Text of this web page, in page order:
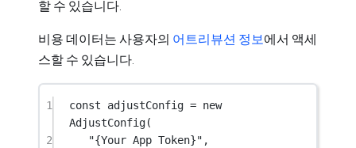
할 수 있습니다.
비용 데이터는 사용자의 어트리뷰션 정보에서 액세
스할 수 있습니다.
1 const adjustConfig = new
AdjustConfig(
2
"{Your App Token}" ,